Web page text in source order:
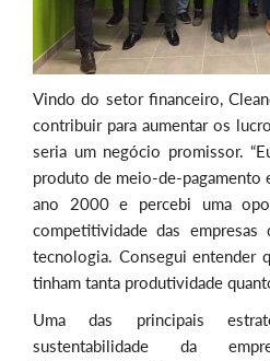
Vindo do setor financeiro,
contribuir para aumentar os
seria um negócio promissor.
produto de meio-de-pagamento
ano 2000 e percebi uma
competitividade das
tecnologia. Consegui entender
tinham tanta produtividade
Uma das principais
sustentabilidade da